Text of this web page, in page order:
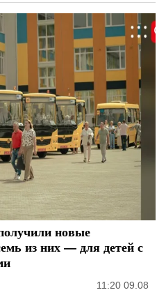
новые
из них — для детей с
11:20 09.08